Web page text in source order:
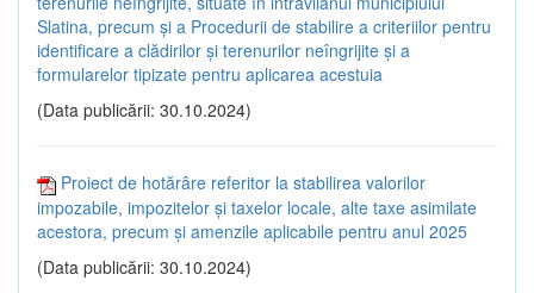
Slatina, precum și a Procedurii de stabilire a criteriilor pentru
identificare a clădirilor și terenurilor neîngrijite și a
formularelor tipizate pentru aplicarea acestuia
(Data publicării: 30.10.2024)
Proiect de hotărâre referitor la stabilirea valorilor
impozabile, impozitelor și taxelor locale, alte taxe asimilate
acestora, precum și amenzile aplicabile pentru anul 2025
(Data publicării: 30.10.2024)